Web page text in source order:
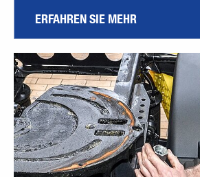
ERFAHREN SIE MEHR